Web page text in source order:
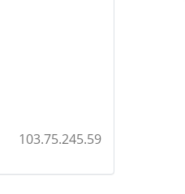
103.75.245.59